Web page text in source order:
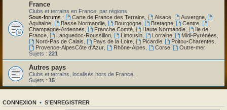
France
Clubs et terrains en France, par régions.
Sous-forums :
Carte de France des Terrains Alsace, Auvergne,
Aquitaine
Basse Normandie, Bourgogne, Bretagne, Centre
Champagne-Ardennes
Franche Comté, Haute Normandie,
Ile de
France
Languedoc-Roussillon, Limousin, Lorraine, Midi-Pyrénées
Nord-Pas de Calais
Pays de la Loire, Picardie, Poitou-Charentes
Provence-AlpesCôte d'Azur, Rhône-Alpes Corse,
Outre-mer
Sujets : 221
Autres pays
Clubs et terrains, localisés hors de France.
Sujets : 15
CONNEXION • S’ENREGISTRER